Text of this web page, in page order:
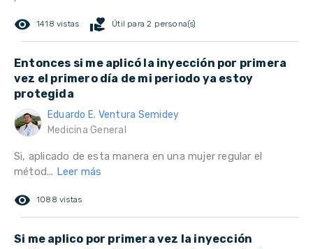
remove_red_eye 1418 vistas volunteer_activism Útil para 2 persona(s)
Entonces si me aplicó la inyección por primera
vez el primero día de mi periodo ya estoy
protegida
Eduardo E. Ventura Semidey
Medicina General
Si, aplicado de esta manera en una mujer regular el
métod... Leer más
remove_red_eye 1088 vistas
Si me aplico por primera vez la inyección